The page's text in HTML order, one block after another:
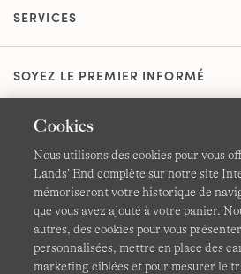
SERVICES
SOYEZ LE PREMIER INFORMÉ
CGV Confidentialité
Cookies -Gérer mes
Cookies
Nous utilisons des cookies pour vous
Lands’ End complète sur notre site
mémoriseront votre historique de
que vous avez ajouté à votre panier.
autres, des cookies pour vous
personnalisées, mettre en place des
marketing ciblées et pour mesurer le